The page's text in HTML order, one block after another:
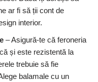
ar fi să ții cont de
interior.
– Asigură-te că feroneria
și este rezistentă la
trebuie să fie
balamale cu un